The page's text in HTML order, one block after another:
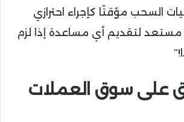
السحب مؤقتًا كإجراء احترازي
مستعد لتقديم أي مساعدة إذا لزم
على سوق العملات